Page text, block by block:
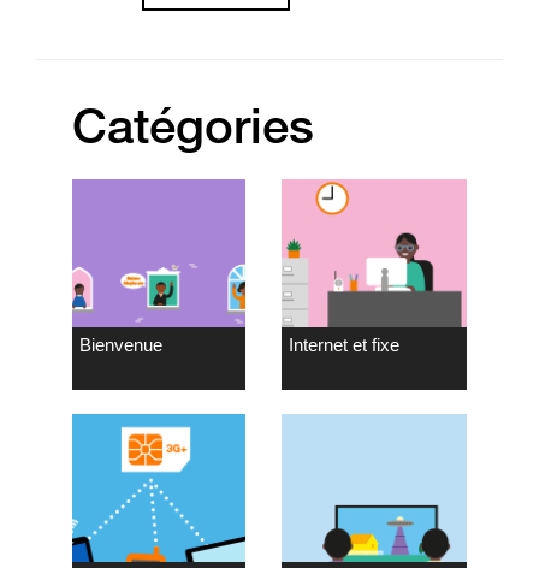
Catégories
Bienvenue Internet et fixe